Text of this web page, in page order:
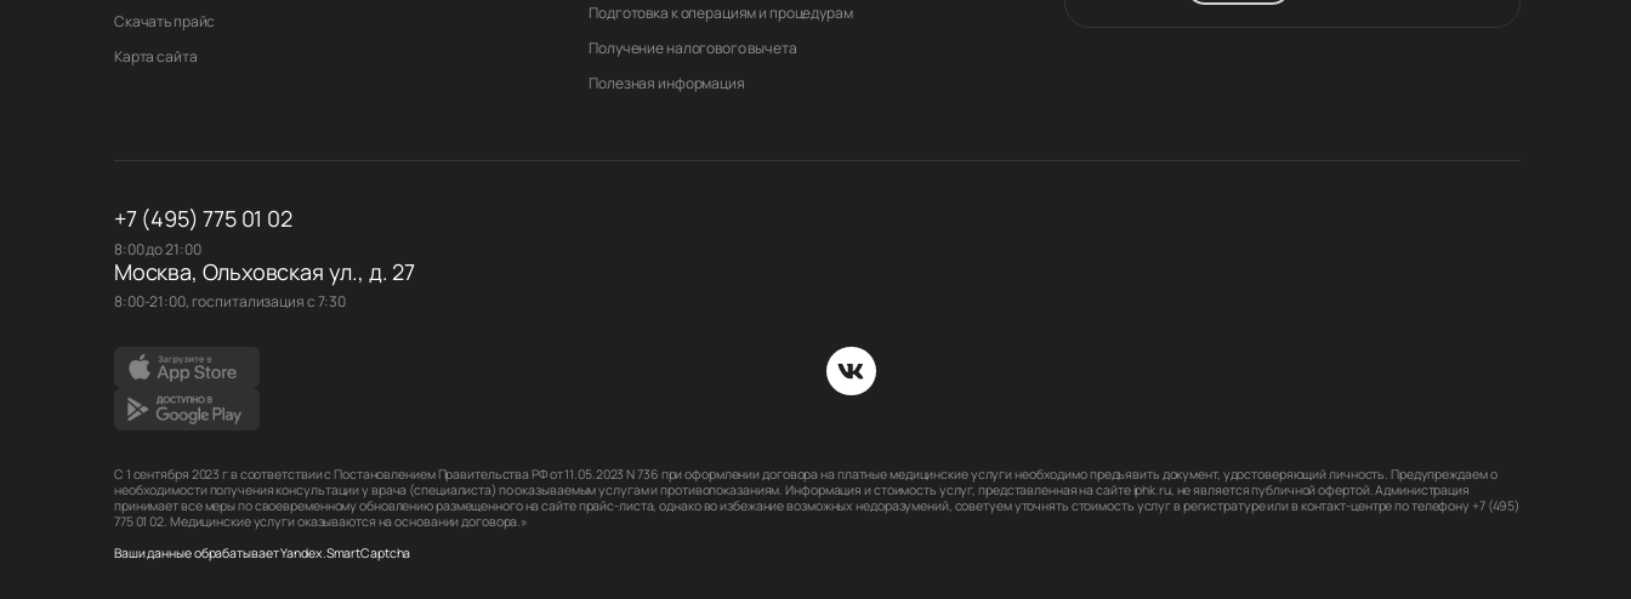
Скачать прайс
Карта сайта
Подготовка к операциям и процедурам
Получение налогового вычета
Полезная информация
+7 (495) 775 01 02
8:00 до 21:00
Москва, Ольховская ул., д. 27
8:00-21:00, госпитализация с 7:30
С 1 сентября 2023 г в соответствии с Постановлением Правительства РФ от 11.05.2023 N 736 при оформлении договора на платные медицинские услуги необходимо предъявить документ, удостоверяющий личность. Предупреждаем о
необходимости получения консультации у врача (специалиста) по оказываемым услугам и противопоказаниям. Информация и стоимость услуг, представленная на сайте iphk.ru, не является публичной офертой. Администрация
принимает все меры по своевременному обновлению размещенного на сайте прайс-листа, однако во избежание возможных недоразумений, советуем уточнять стоимость услуг в регистратуре или в контакт-центре по телефону +7 (495)
775 01 02. Медицинские услуги оказываются на основании договора.»
Ваши данные обрабатывает Yandex.SmartCaptcha